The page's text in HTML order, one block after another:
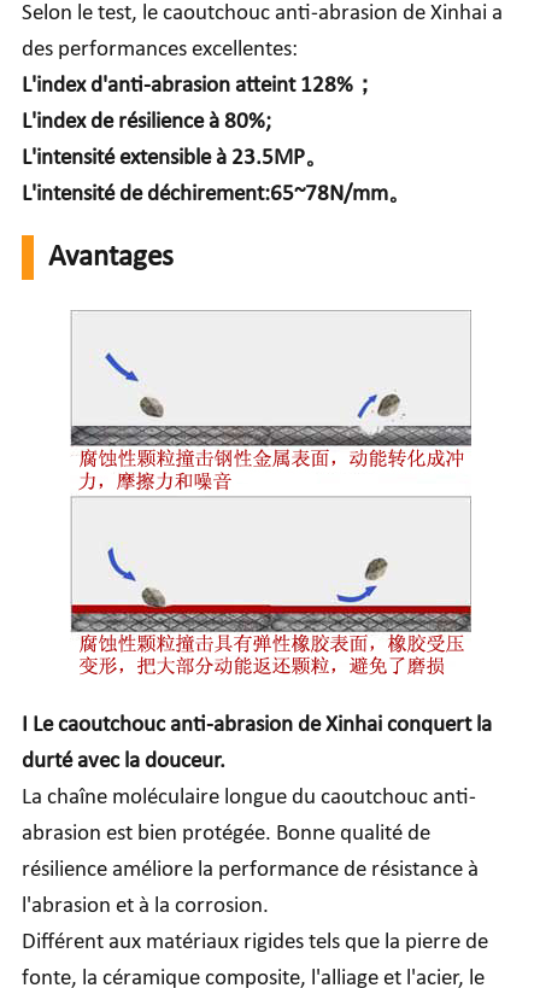
Selon le test, le caoutchouc anti-abrasion de Xinhai a
des performances excellentes:
L'index d'anti-abrasion atteint 128%；
L'index de résilience à 80%;
L'intensité extensible à 23.5MP。
L'intensité de déchirement:65~78N/mm。
Avantages
I Le caoutchouc anti-abrasion de Xinhai conquert la
durté avec la douceur.
La chaîne moléculaire longue du caoutchouc anti-
abrasion est bien protégée. Bonne qualité de
résilience améliore la performance de résistance à
l'abrasion et à la corrosion.
Différent aux matériaux rigides tels que la pierre de
fonte, la céramique composite, l'alliage et l'acier, le